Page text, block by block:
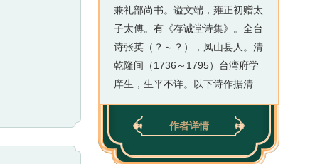
兼礼部尚书。谥文端，雍正初赠太
子太傅。有《存诚堂诗集》。全台
诗张英（？～？），凤山县人。清
乾隆间（1736～1795）台湾府学
庠生，生平不详。以下诗作据清修
台湾方志所引辑录。（余美玲撰）
清诗别裁集字敦复，江南桐城人。
康熙丁未进士，官至大学士，谥文
端。著有《存诚堂诗集》。○本朝
作者详情